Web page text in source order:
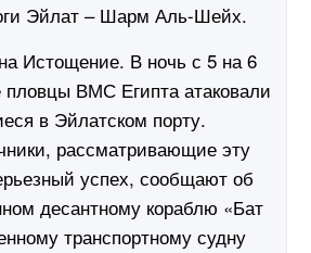
Эйлат – Шарм Аль-Шейх.
Истощение. В ночь с 5 на 6
ВМС Египта атаковали
в Эйлатском порту.
рассматривающие эту
успех, сообщают об
десантному кораблю «Бат
транспортному судну